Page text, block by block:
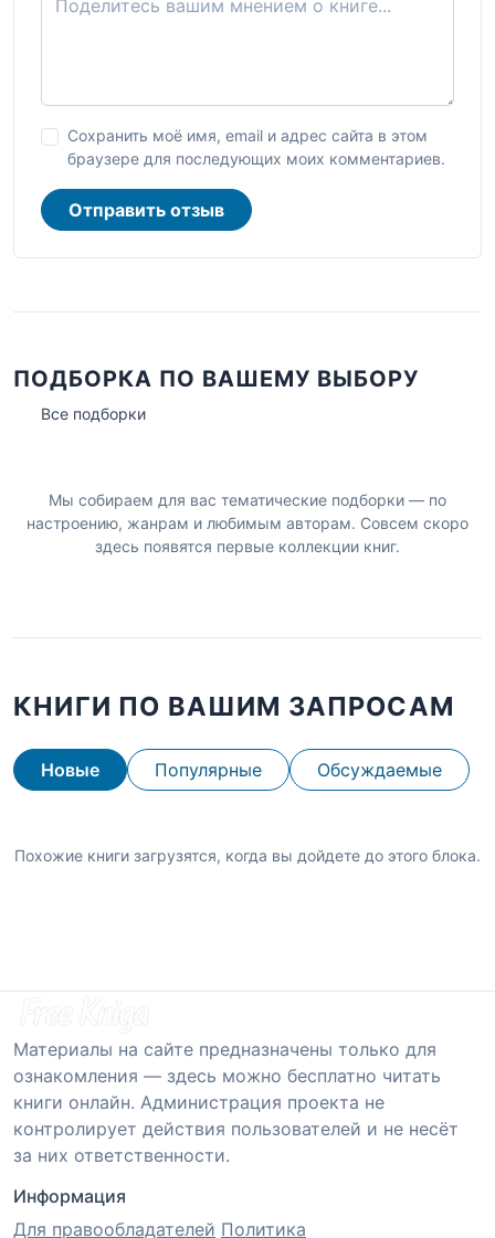
Сохранить моё имя, email и адрес сайта в этом
браузере для последующих моих комментариев.
Отправить отзыв
ПОДБОРКА ПО ВАШЕМУ ВЫБОРУ
Все подборки
Мы собираем для вас тематические подборки — по
настроению, жанрам и любимым авторам. Совсем скоро
здесь появятся первые коллекции книг.
КНИГИ ПО ВАШИМ ЗАПРОСАМ
Новые Популярные Обсуждаемые
Похожие книги загрузятся, когда вы дойдете до этого блока.
Материалы на сайте предназначены только для
ознакомления — здесь можно бесплатно читать
книги онлайн. Администрация проекта не
контролирует действия пользователей и не несёт
за них ответственности.
Информация
Для правообладателей Политика